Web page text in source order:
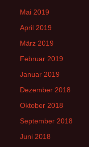
Mai 2019
April 2019
März 2019
Februar 2019
Januar 2019
Dezember 2018
Oktober 2018
September 2018
Juni 2018